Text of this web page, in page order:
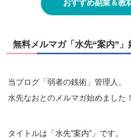
おすすめ副業＆教
無料メルマガ「水先“案内”」
当ブログ「弱者の銭術」管理人、
水先なおとのメルマガ始めました！
タイトルは「水先“案内”」です。